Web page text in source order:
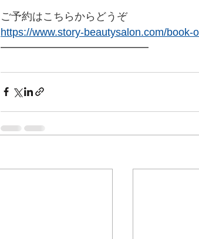
ご予約はこちらからどうぞ
https://www.story-beautysalon.com/book-
━━━━━━━━━━━━━━